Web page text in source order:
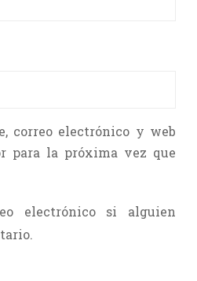
correo electrónico y web
para la próxima vez que
electrónico si alguien